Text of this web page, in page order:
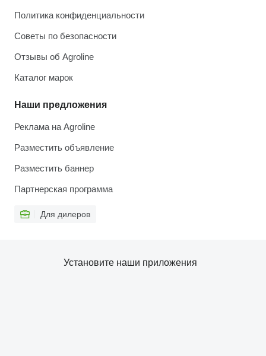
Политика конфиденциальности
Советы по безопасности
Отзывы об Agroline
Каталог марок
Наши предложения
Реклама на Agroline
Разместить объявление
Разместить баннер
Партнерская программа
Для дилеров
Установите наши приложения